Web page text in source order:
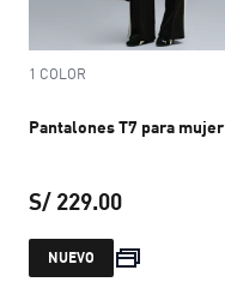
1 COLOR
Pantalones T7 para mujer
S/ 229.00
precio
NUEVO